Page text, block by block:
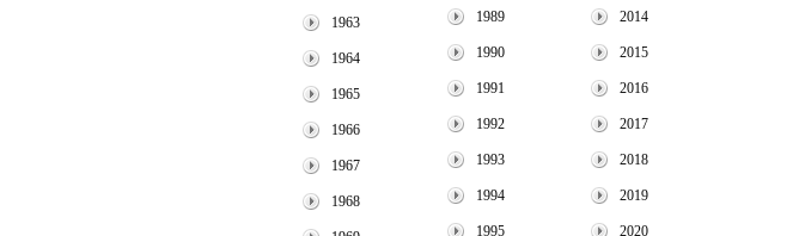
1963
1964
1965
1966
1967
1968
1989
1990
1991
1992
1993
1994
1995
2014
2015
2016
2017
2018
2019
2020